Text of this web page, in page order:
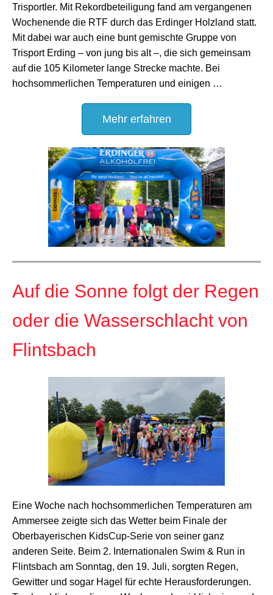
Trisportler. Mit Rekordbeteiligung fand am vergangenen
Wochenende die RTF durch das Erdinger Holzland statt.
Mit dabei war auch eine bunt gemischte Gruppe von
Trisport Erding – von jung bis alt –, die sich gemeinsam
auf die 105 Kilometer lange Strecke machte. Bei
hochsommerlichen Temperaturen und einigen …
Mehr erfahren
Auf die Sonne folgt der Regen
oder die Wasserschlacht von
Flintsbach
Eine Woche nach hochsommerlichen Temperaturen am
Ammersee zeigte sich das Wetter beim Finale der
Oberbayerischen KidsCup-Serie von seiner ganz
anderen Seite. Beim 2. Internationalen Swim & Run in
Flintsbach am Sonntag, den 19. Juli, sorgten Regen,
Gewitter und sogar Hagel für echte Herausforderungen.